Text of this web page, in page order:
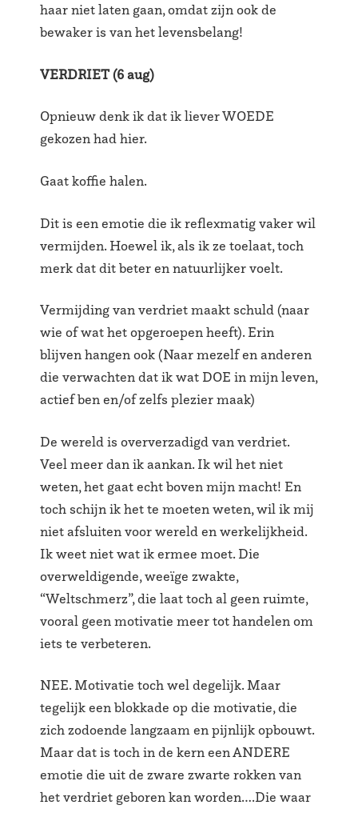
haar niet laten gaan, omdat zijn ook de
bewaker is van het levensbelang!
VERDRIET (6 aug)
Opnieuw denk ik dat ik liever WOEDE
gekozen had hier.
Gaat koffie halen.
Dit is een emotie die ik reflexmatig vaker wil
vermijden. Hoewel ik, als ik ze toelaat, toch
merk dat dit beter en natuurlijker voelt.
Vermijding van verdriet maakt schuld (naar
wie of wat het opgeroepen heeft). Erin
blijven hangen ook (Naar mezelf en anderen
die verwachten dat ik wat DOE in mijn leven,
actief ben en/of zelfs plezier maak)
De wereld is oververzadigd van verdriet.
Veel meer dan ik aankan. Ik wil het niet
weten, het gaat echt boven mijn macht! En
toch schijn ik het te moeten weten, wil ik mij
niet afsluiten voor wereld en werkelijkheid.
Ik weet niet wat ik ermee moet. Die
overweldigende, weeïge zwakte,
“Weltschmerz”, die laat toch al geen ruimte,
vooral geen motivatie meer tot handelen om
iets te verbeteren.
NEE. Motivatie toch wel degelijk. Maar
tegelijk een blokkade op die motivatie, die
zich zodoende langzaam en pijnlijk opbouwt.
Maar dat is toch in de kern een ANDERE
emotie die uit de zware zwarte rokken van
het verdriet geboren kan worden….Die waar